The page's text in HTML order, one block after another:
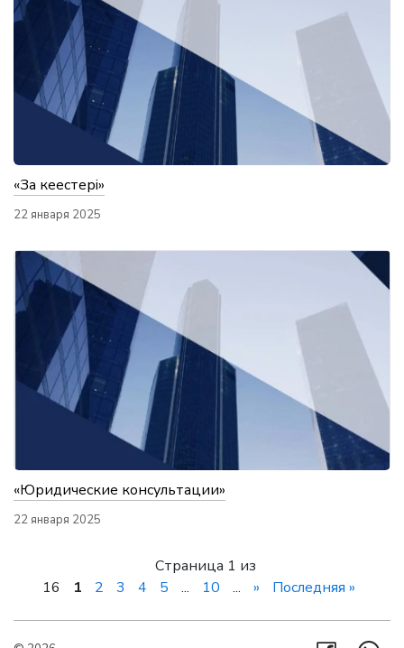
«Заң кеңестері»
22 января 2025
«Юридические консультации»
22 января 2025
Страница 1 из
16
1 2 3 4 5 ... 10 ... » Последняя »